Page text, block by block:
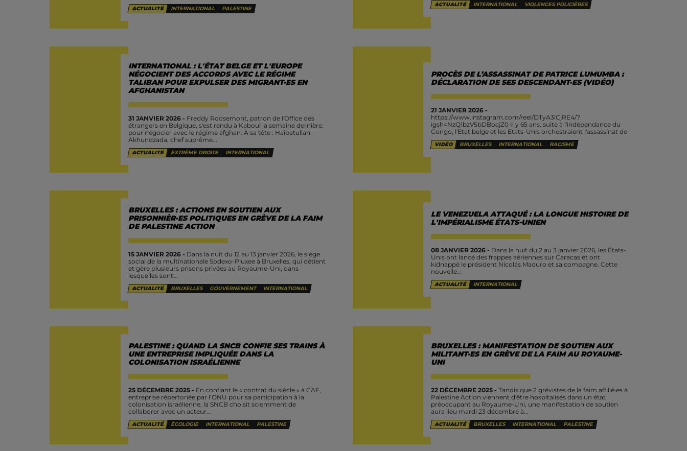
ACTUALITÉ INTERNATIONAL PALESTINE
ACTUALITÉ INTERNATIONAL VIOLENCES POLICIÈRES
INTERNATIONAL : L'ÉTAT BELGE ET L'EUROPE
NÉGOCIENT DES ACCORDS AVEC LE RÉGIME
TALIBAN POUR EXPULSER DES MIGRANT·ES EN
AFGHANISTAN
31 JANVIER 2026 - Freddy Roosemont, patron de l'Office des
étrangers en Belgique, s'est rendu à Kaboul la semaine dernière,
pour négocier avec le régime afghan. À sa tête : Haibatullah
Akhundzada, chef suprême...
ACTUALITÉ EXTRÊME DROITE INTERNATIONAL
PROCÈS DE L’ASSASSINAT DE PATRICE LUMUMBA :
DÉCLARATION DE SES DESCENDANT·ES (VIDÉO)
21 JANVIER 2026 -
https://www.instagram.com/reel/DTyA3lCjRE4/?
igsh=NzQ1bzV5bDBocjZ0 Il y 65 ans, suite à l'indépendance du
Congo, l'Etat belge et les Etats-Unis orchestraient l'assassinat de
Patrice Emery Lumumba, premier Premier ministre du Congo
indépendant et figure majeure des...
VIDÉO BRUXELLES INTERNATIONAL RACISME
BRUXELLES : ACTIONS EN SOUTIEN AUX
PRISONNIÈR·ES POLITIQUES EN GRÈVE DE LA FAIM
DE PALESTINE ACTION
15 JANVIER 2026 - Dans la nuit du 12 au 13 janvier 2026, le siège
social de la multinationale Sodexo-Pluxee à Bruxelles, qui détient
et gère plusieurs prisons privées au Royaume-Uni, dans
lesquelles sont...
ACTUALITÉ BRUXELLES GOUVERNEMENT INTERNATIONAL
LE VENEZUELA ATTAQUÉ : LA LONGUE HISTOIRE DE
L'IMPÉRIALISME ÉTATS-UNIEN
08 JANVIER 2026 - Dans la nuit du 2 au 3 janvier 2026, les États-
Unis ont lancé des frappes aériennes sur Caracas et ont
kidnappé le président Nicolás Maduro et sa compagne. Cette
nouvelle...
ACTUALITÉ INTERNATIONAL
PALESTINE : QUAND LA SNCB CONFIE SES TRAINS À
UNE ENTREPRISE IMPLIQUÉE DANS LA
COLONISATION ISRAÉLIENNE
25 DÉCEMBRE 2025 - En confiant le « contrat du siècle » à CAF,
entreprise répertoriée par l’ONU pour sa participation à la
colonisation israélienne, la SNCB choisit sciemment de
collaborer avec un acteur...
ACTUALITÉ ÉCOLOGIE INTERNATIONAL PALESTINE
BRUXELLES : MANIFESTATION DE SOUTIEN AUX
MILITANT·ES EN GRÈVE DE LA FAIM AU ROYAUME-
UNI
22 DÉCEMBRE 2025 - Tandis que 2 grévistes de la faim affilié·es à
Palestine Action viennent d'être hospitalisés dans un état
préoccupant au Royaume-Uni, une manifestation de soutien
aura lieu mardi 23 décembre à...
ACTUALITÉ BRUXELLES INTERNATIONAL PALESTINE